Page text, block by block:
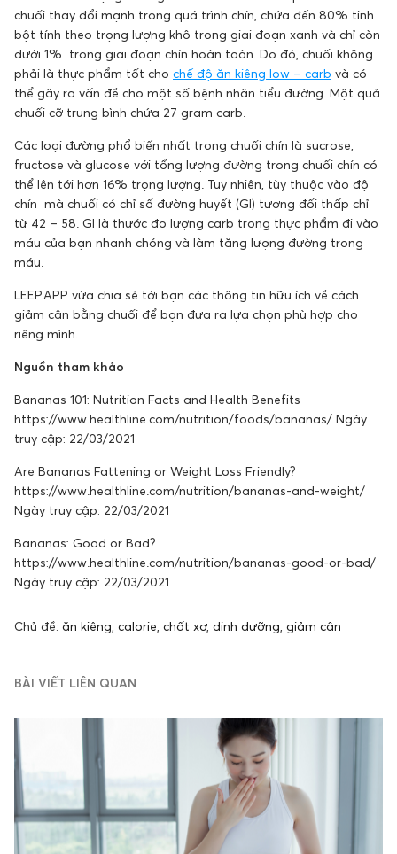
chuối thay đổi mạnh trong quá trình chín, chứa đến 80% tinh
bột tính theo trọng lượng khô trong giai đoạn xanh và chỉ còn
dưới 1% trong giai đoạn chín hoàn toàn. Do đó, chuối không
phải là thực phẩm tốt cho chế độ ăn kiêng low – carb và có
thể gây ra vấn đề cho một số bệnh nhân tiểu đường. Một quả
chuối cỡ trung bình chứa 27 gram carb.
Các loại đường phổ biến nhất trong chuối chín là sucrose,
fructose và glucose với tổng lượng đường trong chuối chín có
thể lên tới hơn 16% trọng lượng. Tuy nhiên, tùy thuộc vào độ
chín mà chuối có chỉ số đường huyết (GI) tương đối thấp chỉ
từ 42 – 58. GI là thước đo lượng carb trong thực phẩm đi vào
máu của bạn nhanh chóng và làm tăng lượng đường trong
máu.
LEEP.APP vừa chia sẻ tới bạn các thông tin hữu ích về cách
giảm cân bằng chuối để bạn đưa ra lựa chọn phù hợp cho
riêng mình.
Nguồn tham khảo
Bananas 101: Nutrition Facts and Health Benefits
https://www.healthline.com/nutrition/foods/bananas/ Ngày
truy cập: 22/03/2021
Are Bananas Fattening or Weight Loss Friendly?
https://www.healthline.com/nutrition/bananas-and-weight/
Ngày truy cập: 22/03/2021
Bananas: Good or Bad?
https://www.healthline.com/nutrition/bananas-good-or-bad/
Ngày truy cập: 22/03/2021
Chủ đề: ăn kiêng calorie chất xơ, dinh dưỡng giảm cân
BÀI VIẾT LIÊN QUAN